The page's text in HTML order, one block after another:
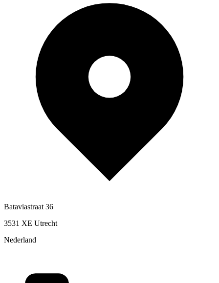
Bataviastraat 36
3531 XE Utrecht
Nederland